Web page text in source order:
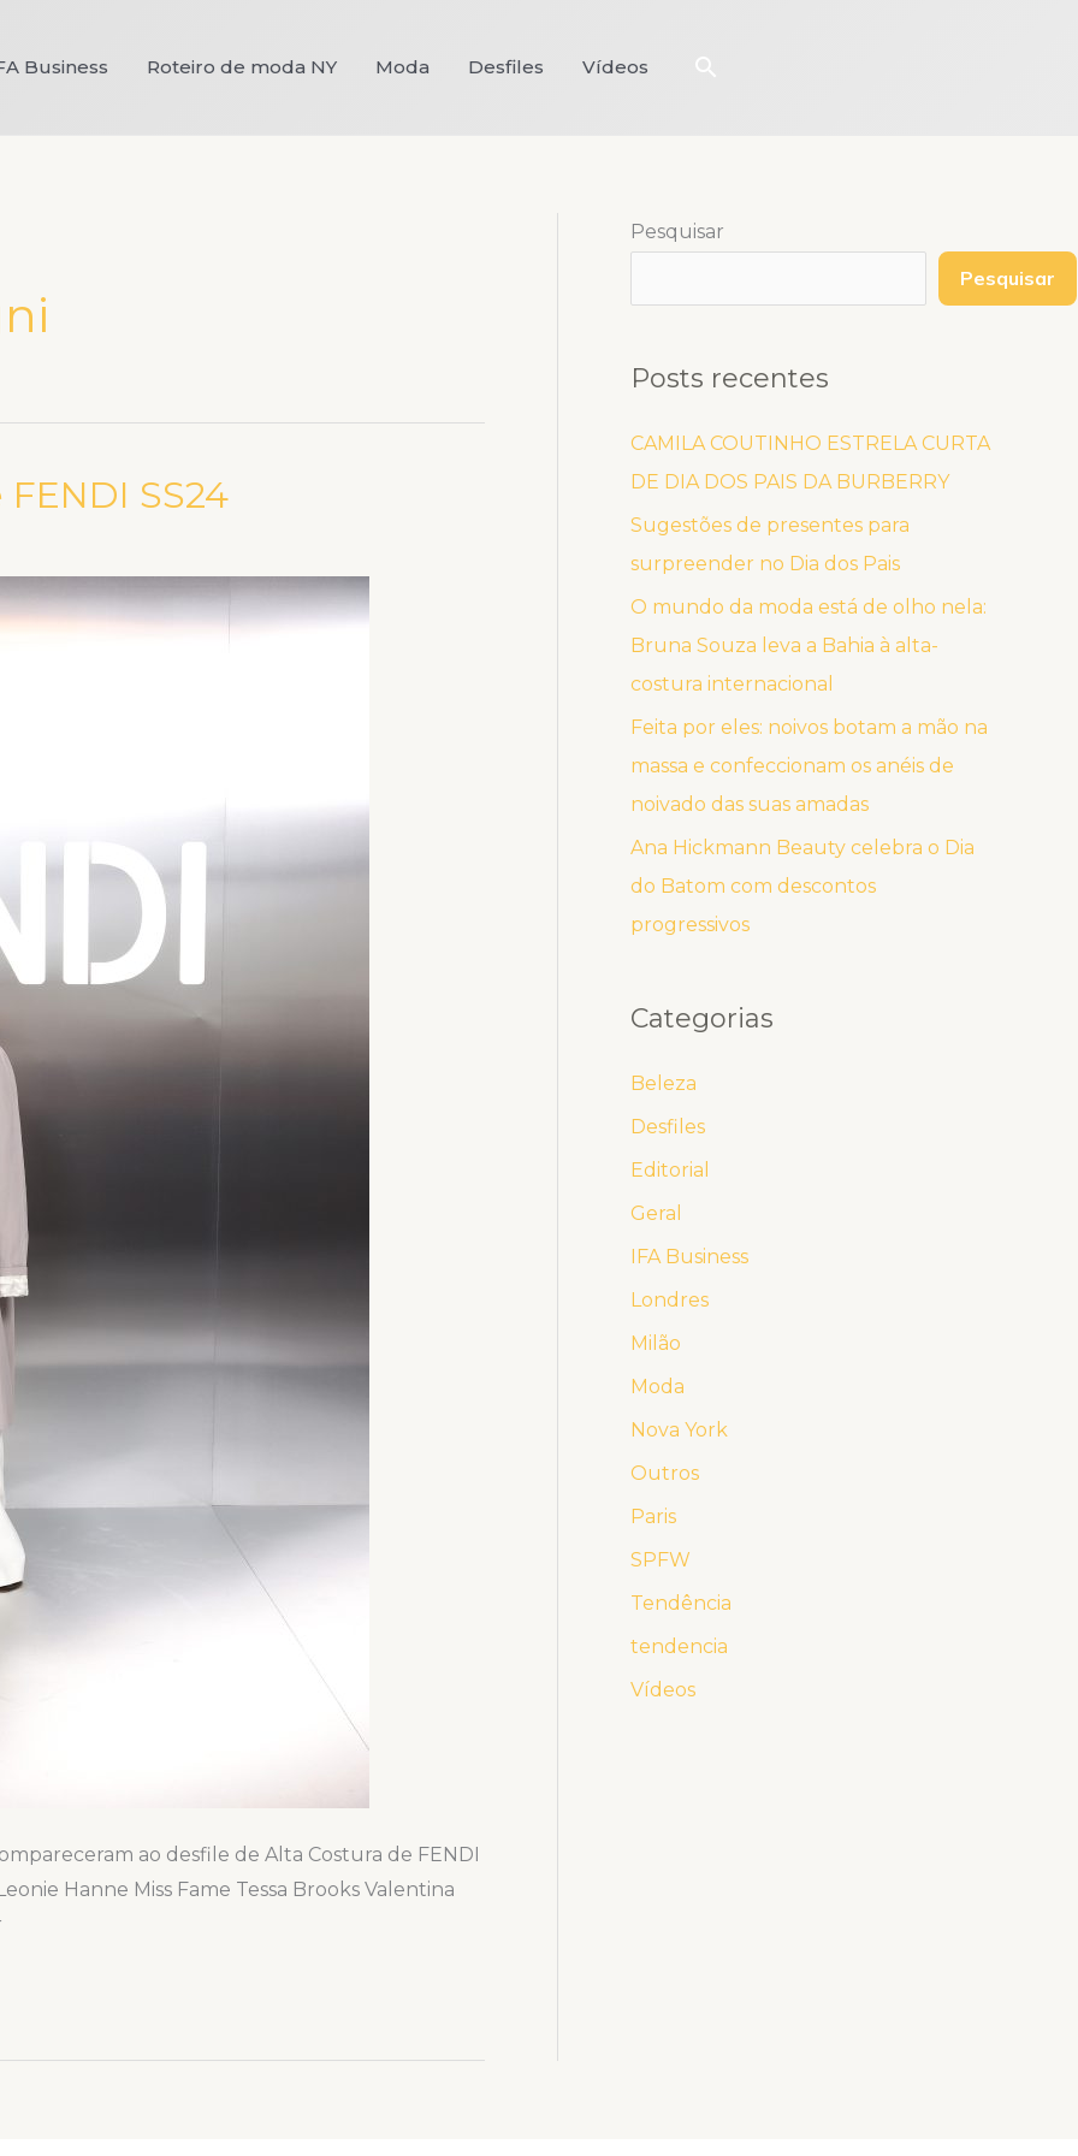
Business Roteiro de moda NY Moda Desfiles Vídeos Pesquisar
SS24
ao desfile de Alta Costura de FENDI
Hanne Miss Fame Tessa Brooks Valentina
Pesquisar
Pesquisar
Posts recentes
CAMILA COUTINHO ESTRELA CURTA
DE DIA DOS PAIS DA BURBERRY
Sugestões de presentes para
surpreender no Dia dos Pais
O mundo da moda está de olho nela:
Bruna Souza leva a Bahia à alta-
costura internacional
Feita por eles: noivos botam a mão na
massa e confeccionam os anéis de
noivado das suas amadas
Ana Hickmann Beauty celebra o Dia
do Batom com descontos
progressivos
Categorias
Beleza
Desfiles
Editorial
Geral
IFA Business
Londres
Milão
Moda
Nova York
Outros
Paris
SPFW
Tendência
tendencia
Vídeos